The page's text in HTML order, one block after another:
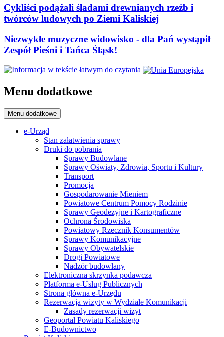
Cykliści podążali śladami drewnianych rzeźb i
twórców ludowych po Ziemi Kaliskiej
Niezwykłe muzyczne widowisko - dla Pań wystąpił
Zespół Pieśni i Tańca Śląsk!
Menu dodatkowe
Menu dodatkowe
e-Urząd
Stan załatwienia sprawy
Druki do pobrania
Sprawy Budowlane
Sprawy Oświaty, Zdrowia, Sportu i Kultury
Transport
Promocja
Gospodarowanie Mieniem
Powiatowe Centrum Pomocy Rodzinie
Sprawy Geodezyjne i Kartograficzne
Ochrona Środowiska
Powiatowy Rzecznik Konsumentów
Sprawy Komunikacyjne
Sprawy Obywatelskie
Drogi Powiatowe
Nadzór budowlany
Elektroniczna skrzynka podawcza
Platforma e-Usług Publicznych
Strona główna e-Urzędu
Rezerwacja wizyty w Wydziale Komunikacji
Zasady rezerwacji wizyt
Geoportal Powiatu Kaliskiego
E-Budownictwo